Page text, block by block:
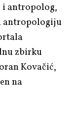
i antropolog,
antropologiju
zbirku
Kovačić,
na